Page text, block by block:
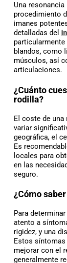
Una
procedimiento
imanes
detalladas del
blandos, como
músculos, así
articulaciones.
¿Cuánto
rodilla?
El coste de
variar
geográfica, el
Es
locales para
en las
seguro.
¿Cómo
Para
atento a
rigidez, y una
Estos
mejorar con el
generalmente